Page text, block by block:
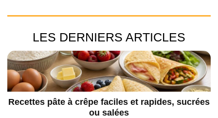
LES DERNIERS ARTICLES
Recettes pâte à crêpe faciles et rapides, sucrées
ou salées